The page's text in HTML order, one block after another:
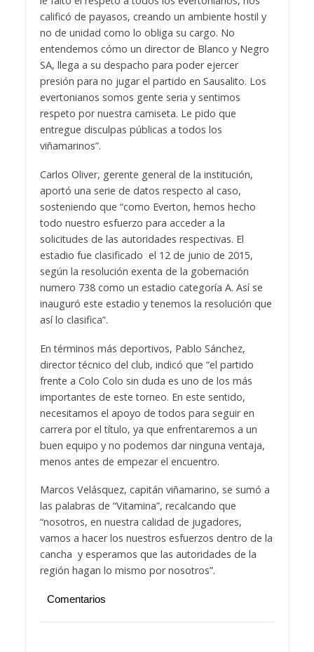
calificó de payasos, creando un ambiente hostil y
no de unidad como lo obliga su cargo. No
entendemos cómo un director de Blanco y Negro
SA, llega a su despacho para poder ejercer
presión para no jugar el partido en Sausalito. Los
evertonianos somos gente seria y sentimos
respeto por nuestra camiseta. Le pido que
entregue disculpas públicas a todos los
viñamarinos”.
Carlos Oliver, gerente general de la institución,
aportó una serie de datos respecto al caso,
sosteniendo que “como Everton, hemos hecho
todo nuestro esfuerzo para acceder a la
solicitudes de las autoridades respectivas. El
estadio fue clasificado el 12 de junio de 2015,
según la resolución exenta de la gobernación
numero 738 como un estadio categoría A. Así se
inauguró este estadio y tenemos la resolución que
así lo clasifica”.
En términos más deportivos, Pablo Sánchez,
director técnico del club, indicó que “el partido
frente a Colo Colo sin duda es uno de los más
importantes de este torneo. En este sentido,
necesitamos el apoyo de todos para seguir en
carrera por el título, ya que enfrentaremos a un
buen equipo y no podemos dar ninguna ventaja,
menos antes de empezar el encuentro.
Marcos Velásquez, capitán viñamarino, se sumó a
las palabras de “Vitamina”, recalcando que
“nosotros, en nuestra calidad de jugadores,
vamos a hacer los nuestros esfuerzos dentro de la
cancha y esperamos que las autoridades de la
región hagan lo mismo por nosotros”.
Comentarios